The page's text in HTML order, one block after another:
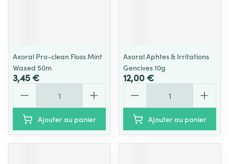
Axoral Pro-clean Floss Mint
Waxed 50m
3,45 €
Ajouter au panier
Axoral Aphtes & Irritations
Gencives 10g
12,00 €
Ajouter au panier